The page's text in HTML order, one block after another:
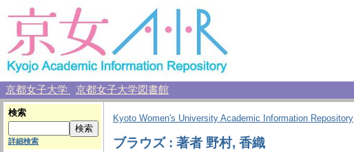
京都女子大学 京都女子大学図書館
検索
詳細検索
Kyoto Women's University Academic Information Repository
ブラウズ : 著者 野村, 香織